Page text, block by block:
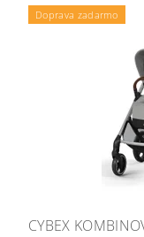
Doprava zadarmo
CYBEX